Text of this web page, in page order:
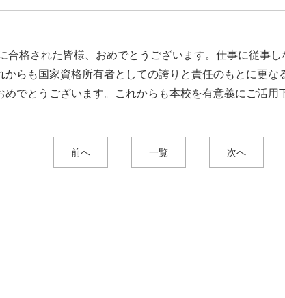
合格された皆様、おめでとうございます。仕事に従事
らも国家資格所有者としての誇りと責任のもとに更な
でとうございます。これからも本校を有意義にご活用
前へ 一覧 次へ